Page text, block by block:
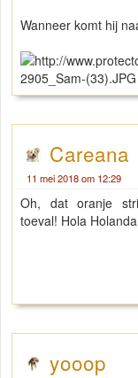
Wanneer komt hij
Careana
11 mei 2018 om 12:29
Oh, dat oranje
toeval! Hola
yooop